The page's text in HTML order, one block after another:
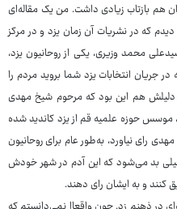
هم بازتاب زیادی داشت. من یک مقاله‌ای
که در نشریات آن زمان یزد و در مرکز
محمد وزیری، یکی از روحانیون یزد،
جریان انتخابات یزد شما بروید مردم را
دلیلش هم این بود که مرحوم شیخ مهدی
موسس حوزه علمیه قم از یزد کاندید شده
رای نیاورد، به‌طور عام برای روحانیون
بد می‌شود که این آدم در شهر خودش
کنند و به ایشان رای دهند.